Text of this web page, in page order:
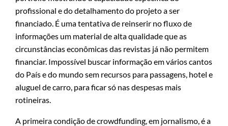
profissional e do detalhamento do projeto a ser
financiado. É uma tentativa de reinserir no fluxo de
informações um material de alta qualidade que as
circunstâncias econômicas das revistas já não permitem
financiar. Impossível buscar informação em vários cantos
do País e do mundo sem recursos para passagens, hotel e
aluguel de carro, para ficar só nas despesas mais
rotineiras.
A primeira condição de crowdfunding, em jornalismo, é a